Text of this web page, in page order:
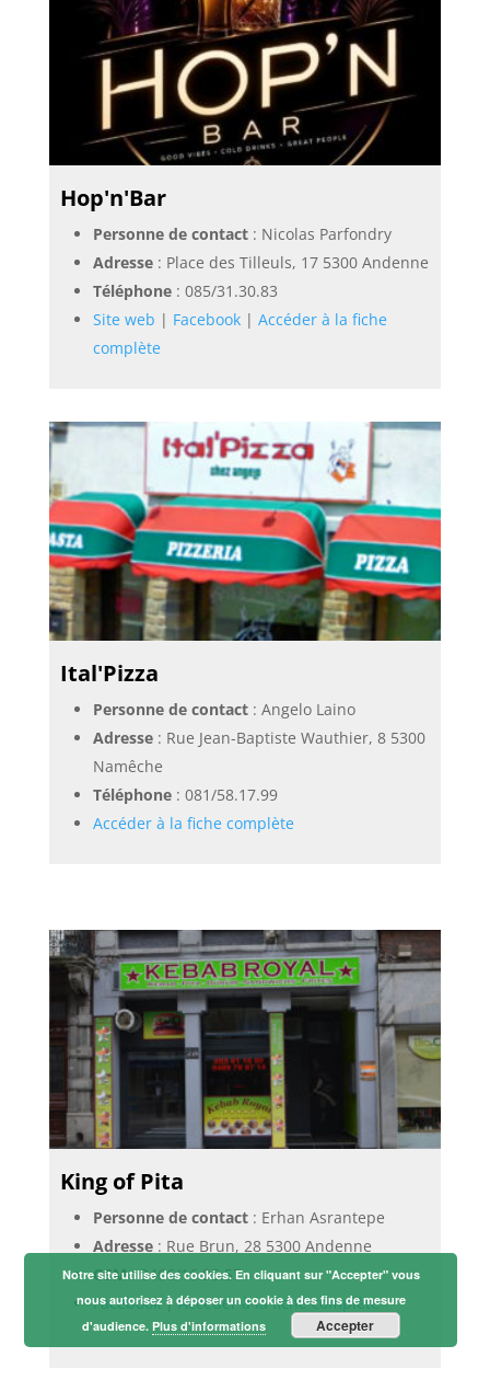
Hop'n'Bar
Personne de contact: Nicolas Parfondry
Adresse: Place des Tilleuls, 17 5300 Andenne
Téléphone: 085/31.30.83
Site web | Facebook| Accéder à la fiche
complète
Ital'Pizza
Personne de contact: Angelo Laino
Adresse: Rue Jean-Baptiste Wauthier, 8 5300
Namêche
Téléphone: 081/58.17.99
Accéder à la fiche complète
King of Pita
Personne de contact: Erhan Asrantepe
Adresse: Rue Brun, 28 5300 Andenne
GSM:0466/16.95.57
Facebook|Accéder à la fiche complète
Notre site utilise des cookies. En cliquant sur "Accepter" vous
nous autorisez à déposer un cookie à des fins de mesure
d'audience. Plus d'informations Accepter